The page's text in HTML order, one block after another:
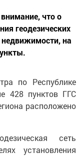
что о
геодезических
недвижимости, на
по Республике
428 пунктов ГГС
расположено
сеть
установления